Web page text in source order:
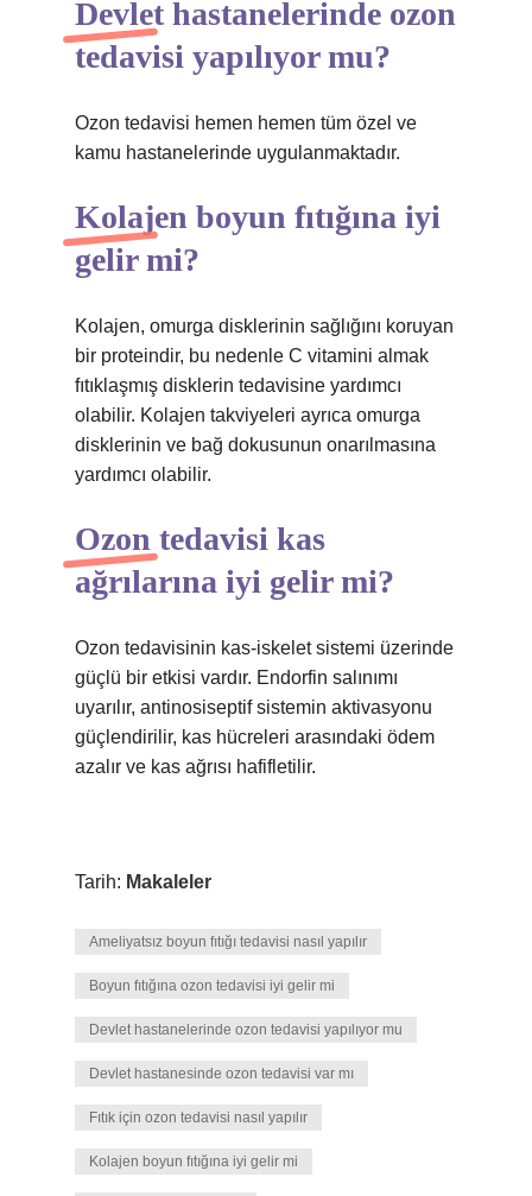
Devlet hastanelerinde ozon
tedavisi yapılıyor mu?
Ozon tedavisi hemen hemen tüm özel ve
kamu hastanelerinde uygulanmaktadır.
Kolajen boyun fıtığına iyi
gelir mi?
Kolajen, omurga disklerinin sağlığını koruyan
bir proteindir, bu nedenle C vitamini almak
fıtıklaşmış disklerin tedavisine yardımcı
olabilir. Kolajen takviyeleri ayrıca omurga
disklerinin ve bağ dokusunun onarılmasına
yardımcı olabilir.
Ozon tedavisi kas
ağrılarına iyi gelir mi?
Ozon tedavisinin kas-iskelet sistemi üzerinde
güçlü bir etkisi vardır. Endorfin salınımı
uyarılır, antinosiseptif sistemin aktivasyonu
güçlendirilir, kas hücreleri arasındaki ödem
azalır ve kas ağrısı hafifletilir.
Tarih: Makaleler
Ameliyatsız boyun fıtığı tedavisi nasıl yapılır
Boyun fıtığına ozon tedavisi iyi gelir mi
Devlet hastanelerinde ozon tedavisi yapılıyor mu
Devlet hastanesinde ozon tedavisi var mı
Fıtık için ozon tedavisi nasıl yapılır
Kolajen boyun fıtığına iyi gelir mi